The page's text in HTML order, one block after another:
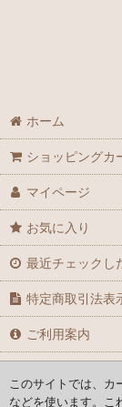
ホーム
ショッピングカ
マイページ
お気に入り
最近チェックし
特定商取引法表
ご利用案内
このサイトでは、カ
などを使います。こ